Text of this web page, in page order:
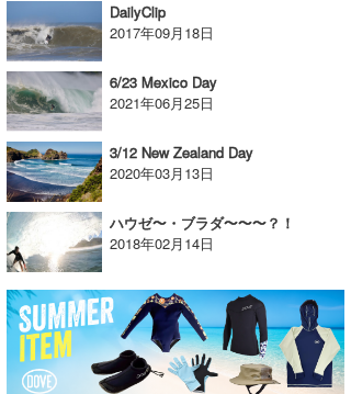
DailyClip
2017年09月18日
6/23 Mexico Day
2021年06月25日
3/12 New Zealand Day
2020年03月13日
ハウゼ〜・ブラダ〜〜〜？！
2018年02月14日
YUKI☆
たっちー
ハンマー
まっきー
三輪予報士
小川予報士
上田純子
上條将美
唐澤予報士